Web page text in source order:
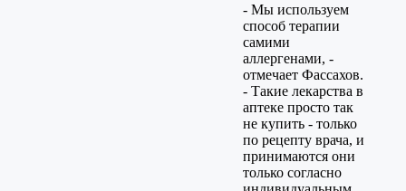
- Мы используем
способ терапии
самими
аллергенами, -
отмечает Фассахов.
- Такие лекарства в
аптеке просто так
не купить - только
по рецепту врача, и
принимаются они
только согласно